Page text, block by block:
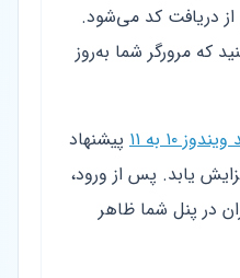
از دریافت کد می‌شود.
که مرورگر شما به‌روز
۱۰ به ۱۱
پیشنهاد
یابد. پس از ورود،
در پنل شما ظاهر